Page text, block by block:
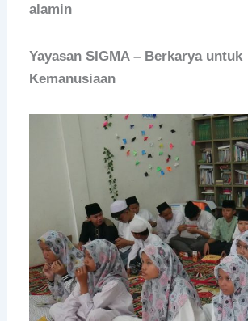
alamin
Yayasan SIGMA – Berkarya untuk
Kemanusiaan